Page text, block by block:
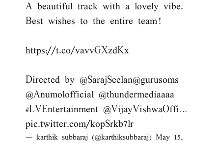
A beautiful track with a lovely vibe.
Best wishes to the entire team!
https://t.co/vavvGXzdKx
Directed by @SarajSeelan@gurusoms
@Anumolofficial @thundermediaaaa
#LVEntertainment @VijayVishwaOffi…
pic.twitter.com/kopSrkb7lr
— karthik subbaraj (@karthiksubbaraj) May 15,